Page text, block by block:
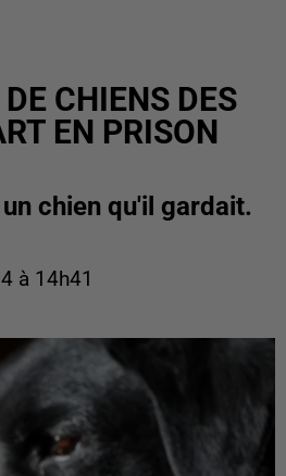
CHIENS DES
EN PRISON
chien qu'il gardait.
à 14h41